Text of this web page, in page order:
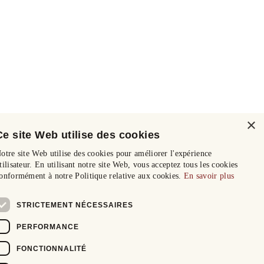
×
site Web utilise des cookies
site Web utilise des cookies pour améliorer l'expérience
En utilisant notre site Web, vous acceptez tous les cookies
à notre Politique relative aux cookies. En savoir plus
STRICTEMENT NÉCESSAIRES
PERFORMANCE
FONCTIONNALITÉ